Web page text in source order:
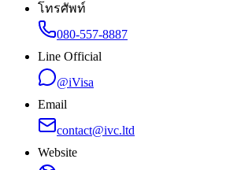
โทรศัพท์
080-557-8887
Line Official
@iVisa
Email
contact@ivc.ltd
Website